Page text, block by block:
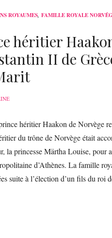
ROYAUMES, FAMILLE ROYALE
héritier
II de
héritier Haakon de Norvège
du trône de Norvège était
la princesse Märtha Louise, pour
d’Athènes. La famille
suite à l’élection d’un fils du roi